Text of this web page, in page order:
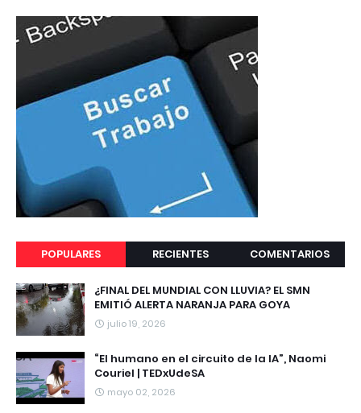
POPULARES RECIENTES COMENTARIOS
¿FINAL DEL MUNDIAL CON LLUVIA? EL SMN
EMITIÓ ALERTA NARANJA PARA GOYA
julio 19, 2026
“El humano en el circuito de la IA”, Naomi
Couriel | TEDxUdeSA
mayo 02, 2026